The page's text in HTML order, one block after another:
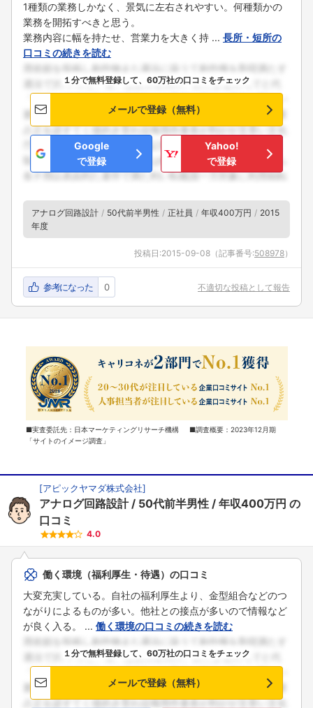
1種類の業務しかなく、景気に左右されやすい。何種類かの
業務を開拓すべきと思う。
業務内容に幅を持たせ、営業力を大きく持 ... 長所・短所の
口コミの続きを読む
１分で無料登録して、60万社の口コミをチェック
メールで登録（無料）
Google
で登録
Yahoo!
で登録
アナログ回路設計 50代前半男性 正社員 年収400万円
2015
年度
投稿日:2015-09-08 （記事番号:508978）
参考になった 0 不適切な投稿として報告
■実査委託先：日本マーケティングリサーチ機構 ■調査概要：2023年12月期
「サイトのイメージ調査」
[アピックヤマダ株式会社]
アナログ回路設計 50代前半男性 年収400万円 の
口コミ
4.0
働く環境（福利厚生・待遇）の口コミ
大変充実している。自社の福利厚生より、金型組合などのつ
ながりによるものが多い。他社との接点が多いので情報など
が良く入る。 ... 働く環境の口コミの続きを読む
１分で無料登録して、60万社の口コミをチェック
メールで登録（無料）